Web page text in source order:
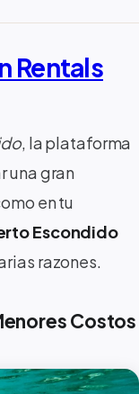
Rentals
, la plataforma
una gran
en tu
Escondido
razones.
Costos